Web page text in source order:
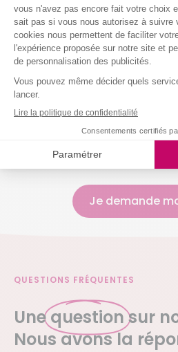
Entretenir vos sanitaires
Nettoyer vos vitres
Laver votre vaisselle
Et même arroser vos
Nous intervenons chez
Je demande
QUESTIONS FRÉQUENTES
Une question sur
Nous avons la